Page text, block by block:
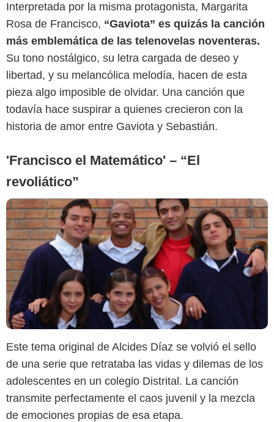
Interpretada por la misma protagonista, Margarita
Rosa de Francisco, “Gaviota” es quizás la canción
más emblemática de las telenovelas noventeras.
Su tono nostálgico, su letra cargada de deseo y
libertad, y su melancólica melodía, hacen de esta
pieza algo imposible de olvidar. Una canción que
todavía hace suspirar a quienes crecieron con la
historia de amor entre Gaviota y Sebastián.
'Francisco el Matemático' – “El
revoliático”
RCN Televisión
Este tema original de Alcides Díaz se volvió el sello
de una serie que retrataba las vidas y dilemas de los
adolescentes en un colegio Distrital. La canción
transmite perfectamente el caos juvenil y la mezcla
de emociones propias de esa etapa.
YouTube